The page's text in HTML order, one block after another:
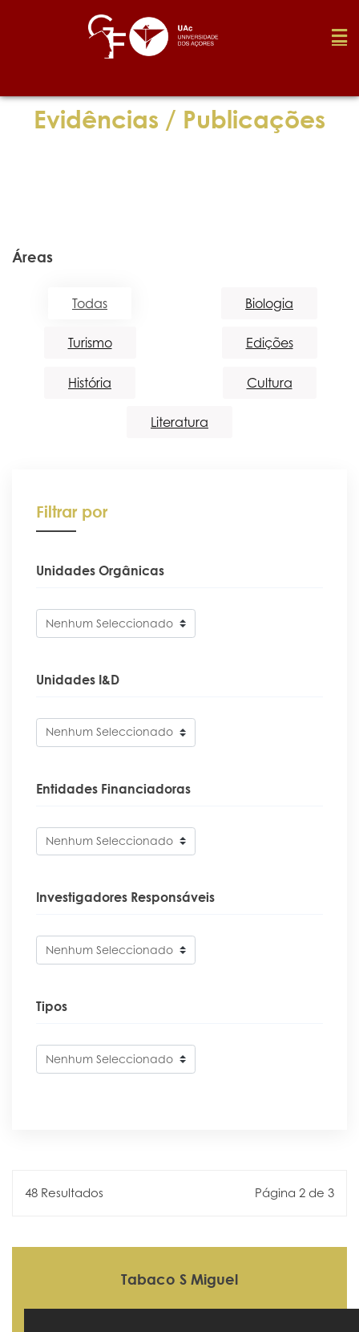
Fundação
Portal do Investigador
Evidências / Publicações
Áreas
Todas Biologia
Turismo Edições
História Cultura
Literatura
Filtrar por
Unidades Orgânicas
Nenhum Seleccionado
Unidades I&D
Nenhum Seleccionado
Entidades Financiadoras
Nenhum Seleccionado
Investigadores Responsáveis
Nenhum Seleccionado
Tipos
Nenhum Seleccionado
48 Resultados Página 2 de 3
Tabaco S Miguel